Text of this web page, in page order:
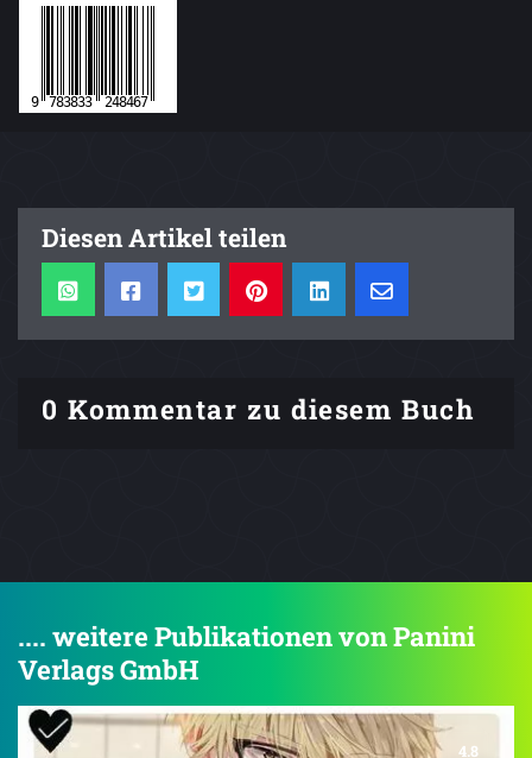
Diesen Artikel teilen
0 Kommentar zu diesem Buch
.... weitere Publikationen von Panini
Verlags GmbH
4.8